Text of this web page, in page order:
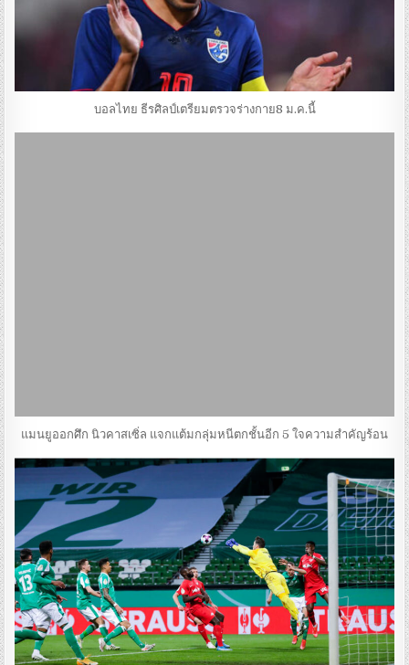
บอลไทย ธีรศิลป์เตรียมตรวจร่างกาย8 ม.ค.นี้
แมนยูออกศึก นิวคาสเซิ่ล แจกแต้มกลุ่มหนีตกชั้นอีก 5 ใจความสำคัญร้อน